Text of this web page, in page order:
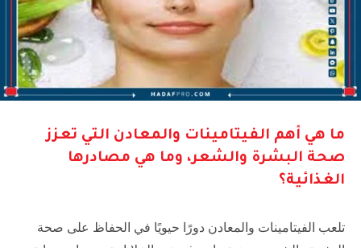
ما هي أهم الفيتامينات والمعادن التي تعزز
صحة البشرة والشعر، وما هي مصادرها
الغذائية؟
تلعب الفيتامينات والمعادن دورًا حيويًا في الحفاظ على صحة